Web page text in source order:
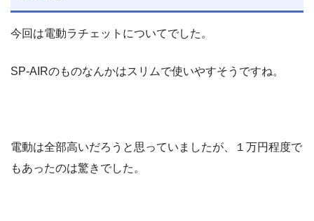
今回は電動ラチェットについてでした。
SP-AIRのものなんかはスリムで使いやすそうですね。
電動は全部高いだろうと思っていましたが、１万円程度で
もあったのは驚きでした。